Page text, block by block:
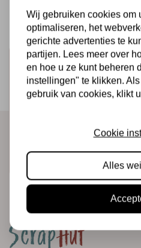
Schrijf je in voor de
Ontvang als eerste onze
direct in je mailbox!
Abonneer
Wij gebruiken cookies om
optimaliseren, het
gerichte advertenties te
partijen. Lees meer over
en hoe u ze kunt beheren
instellingen" te klikken.
gebruik van cookies, klikt
Cookie
Alles